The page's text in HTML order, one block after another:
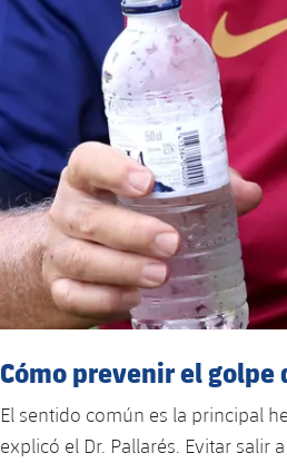
Cómo prevenir el golpe
El sentido común es la principal
explicó el Dr. Pallarés. Evitar salir